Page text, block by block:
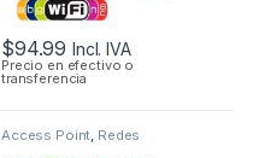
$94.99 Incl. IVA
Precio en efectivo o
transferencia
Access Point Redes